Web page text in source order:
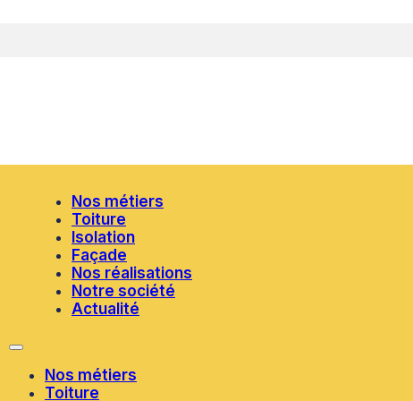
Nos métiers
Toiture
Isolation
Façade
Nos réalisations
Notre société
Actualité
Nos métiers
Toiture